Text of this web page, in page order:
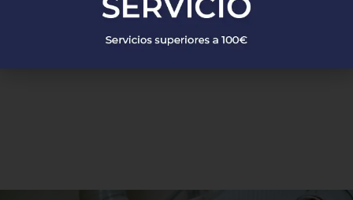
PEDIR PRESUPUESTO